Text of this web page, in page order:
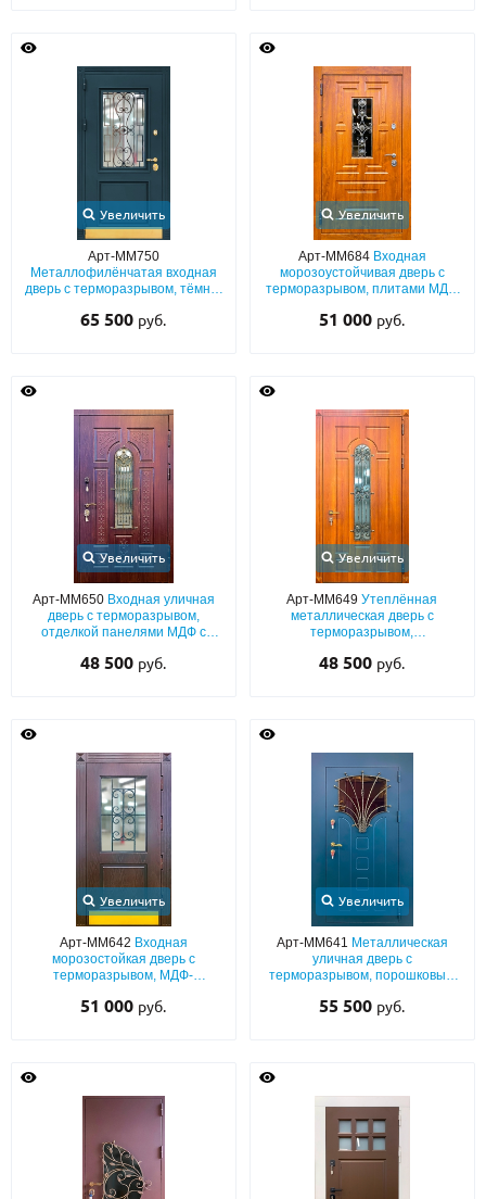
Увеличить
Арт-ММ750
Металлофилёнчатая входная
дверь с терморазрывом, тёмно-
напылением, ковкой, стеклом и
65 500 руб.
Увеличить
Арт-ММ684 Входная
морозоустойчивая дверь с
терморазрывом, плитами МДФ
стеклопакетом и решёткой
51 000 руб.
Увеличить
Арт-ММ650 Входная уличная
дверь с терморазрывом,
отделкой панелями МДФ с
решеткой
48 500 руб.
Увеличить
Арт-ММ649Утеплённая
металлическая дверь с
терморазрывом,
МДФ с кованой решёткой и
48 500 руб.
Увеличить
Арт-ММ642 Входная
морозостойкая дверь с
терморазрывом, МДФ-
ковкой и отбойником из латуни
51 000 руб.
Увеличить
Арт-ММ641 Металлическая
уличная дверь с
терморазрывом, порошковым
выдавленным рисунком,
55 500 руб.